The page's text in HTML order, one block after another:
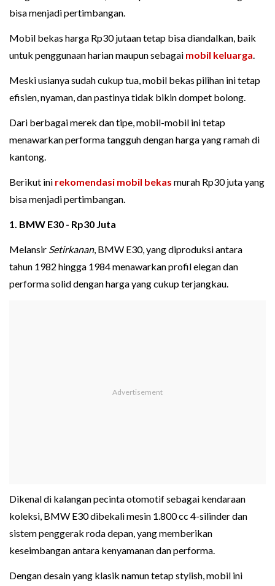
bisa menjadi pertimbangan.
Mobil bekas harga Rp30 jutaan tetap bisa diandalkan, baik
untuk penggunaan harian maupun sebagai mobil keluarga.
Meski usianya sudah cukup tua, mobil bekas pilihan ini tetap
efisien, nyaman, dan pastinya tidak bikin dompet bolong.
Dari berbagai merek dan tipe, mobil-mobil ini tetap
menawarkan performa tangguh dengan harga yang ramah di
kantong.
Berikut ini rekomendasi mobil bekas murah Rp30 juta yang
bisa menjadi pertimbangan.
1. BMW E30 - Rp30 Juta
Melansir Setirkanan, BMW E30, yang diproduksi antara
tahun 1982 hingga 1984 menawarkan profil elegan dan
performa solid dengan harga yang cukup terjangkau.
Dikenal di kalangan pecinta otomotif sebagai kendaraan
koleksi, BMW E30 dibekali mesin 1.800 cc 4-silinder dan
sistem penggerak roda depan, yang memberikan
keseimbangan antara kenyamanan dan performa.
Dengan desain yang klasik namun tetap stylish, mobil ini